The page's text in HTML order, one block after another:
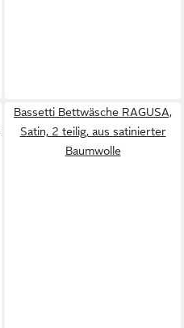
Bassetti Bettwäsche RAGUSA,
Satin, 2 teilig, aus satinierter
Baumwolle